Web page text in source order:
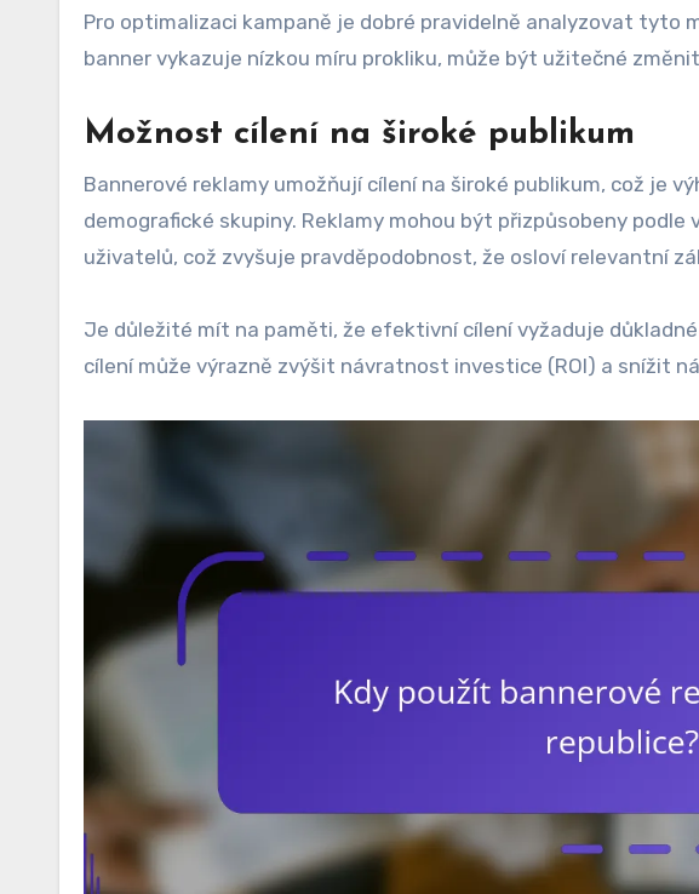
Pro optimalizaci kampaně je dobré pravidelně analyzovat tyto
banner vykazuje nízkou míru prokliku, může být užitečné
Možnost cílení na široké publikum
Bannerové reklamy umožňují cílení na široké publikum, což je
demografické skupiny. Reklamy mohou být přizpůsobeny
uživatelů, což zvyšuje pravděpodobnost, že osloví relevantní
Je důležité mít na paměti, že efektivní cílení vyžaduje
cílení může výrazně zvýšit návratnost investice (ROI) a snížit